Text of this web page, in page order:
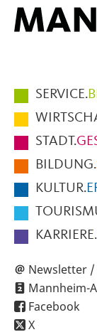
im
Fußbereich
der
Seite
SERVICE.
STADT.
BILDUNG.
KULTUR.
KARRIERE.
Newsletter
Mannheim-
Facebook
X